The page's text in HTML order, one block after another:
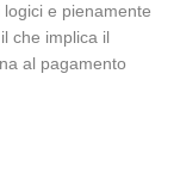
e pienamente
che implica il
al pagamento